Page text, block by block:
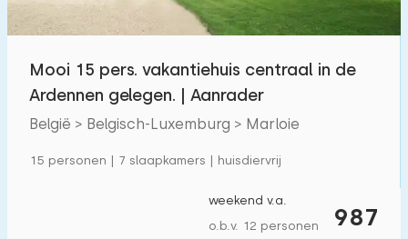
Mooi 15 pers. vakantiehuis centraal in de
Ardennen gelegen. | Aanrader
België > Belgisch-Luxemburg > Marloie
15 personen | 7 slaapkamers | huisdiervrij
987
weekend v.a.
o.b.v. 12 personen